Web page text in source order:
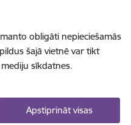
obligāti nepieciešamās
šajā vietnē var tikt
sīkdatnes.
Apstiprināt visas